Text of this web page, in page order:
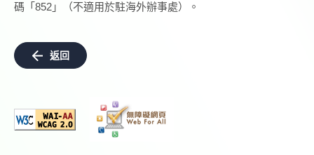
碼「852」（不適用於駐海外辦事處）。
返回